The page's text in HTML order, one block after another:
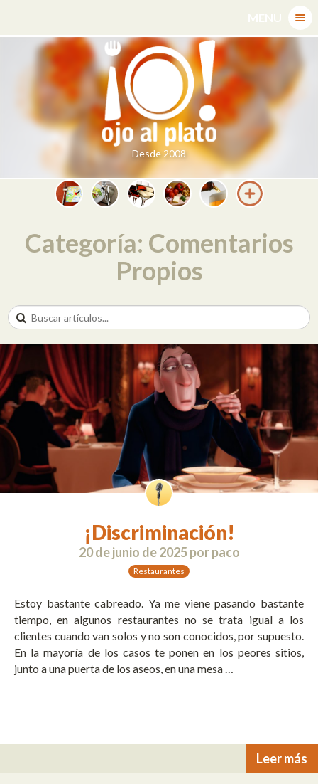
content
MENU
Desde 2008
Categoría: Comentarios
Propios
¡Discriminación!
20 de junio de 2025porpaco
Restaurantes
Estoy bastante cabreado. Ya me viene pasando bastante
tiempo, en algunos restaurantes no se trata igual a los
clientes cuando van solos y no son conocidos, por supuesto.
En la mayoría de los casos te ponen en los peores sitios,
junto a una puerta de los aseos, en una mesa …
Leer más